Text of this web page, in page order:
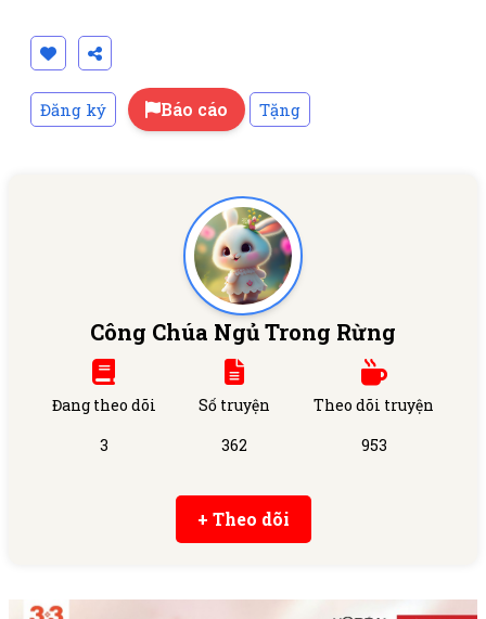
Đăng ký Báo cáo Tặng
Công Chúa Ngủ Trong Rừng
Đang theo dõi
3
Số truyện
362
Theo dõi truyện
953
+ Theo dõi